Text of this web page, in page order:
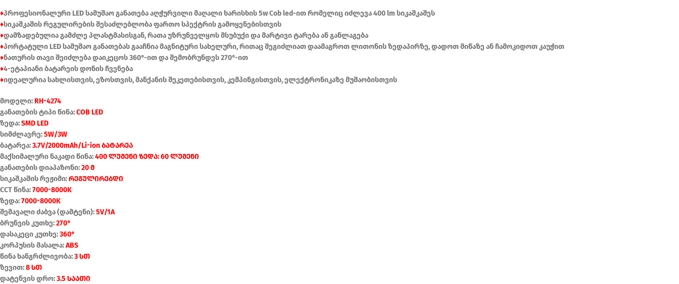
♦პროფესიონალური LED სამუშაო განათება აღჭურვილი მაღალი ხარისხის 5w Cob led-ით რომელიც იძლევა 400 lm სიკაშკაშეს
♦სიკაშკაშის რეგულირების შესაძლებლობა ფართო სპექტრის გამოყენებისთვის
♦დამზადებულია გამძლე პლასტმასისგან, რათა უზრუნველყოს მსუბუქი და მარტივი ტარება ან განლაგება
♦პორტატული LED სამუშაო განათებას გააჩნია მაგნიტური სახელური, რითაც შეგიძლიათ დაამაგროთ ლითონის ზედაპირზე, დადოთ მიწაზე ან ჩამოკიდოთ კაუჭით
♦ნათურის თავი შეიძლება დაიკეცოს 360°-ით და შემობრუნდეს 270°-ით
♦4-ეტაპიანი ბატარეის დონის ჩვენება
♦იდეალურია სახლისთვის, ეზოსთვის, მანქანის შეკეთებისთვის, კემპინგისთვის, ელექტრონიკაზე მუშაობისთვის
მოდელი:RH-4274
განათების ტიპი წინა:COB LED
ზედა:SMD LED
სიმძლავრე:5W/3W
ბატარეა:3.7V/2000mAh/Li-ion ბატარეა
მაქსიმალური ნაკადი წინა:400 ლუმენი ზედა: 60 ლუმენი
განათების დიაპაზონი:20 მ
სიკაშკაშის რეჟიმი:რეგულირებდი
CCT წინა:7000-8000K
ზედა:7000-8000K
შემავალი ძაბვა (დამტენი):5V/1A
ბრუნვის კუთხე:270°
დასაკეცი კუთხე:360°
კორპუსის მასალა:ABS
წინა ხანგრძლივობა:3 სთ
ზევით:8 სთ
დატენვის დრო:3.5 საათი